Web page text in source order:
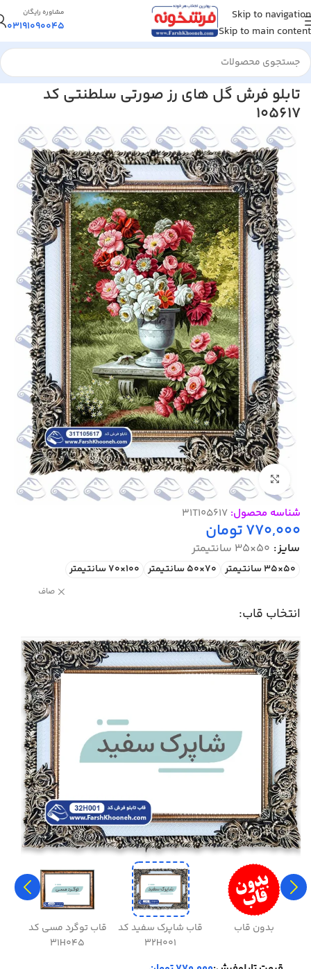
Skip to navigation
Skip to main content
مشاوره رایگان
03191090045
خانه/تابلو فرش/تابلو فرش گل و گلدان
تابلو فرش گل های رز صورتی سلطنتی کد
105617
بزرگنمایی تصویر
شناسه محصول: 31T105617
770,000تومان
سایز 50×35 سانتیمتر
50×35 سانتیمتر 70×50 سانتیمتر 100×70 سانتیمتر
صاف
انتخاب قاب:
بدون قاب
قاب شاپرک سفید کد
32H001
قاب توگرد مسی کد
31H045